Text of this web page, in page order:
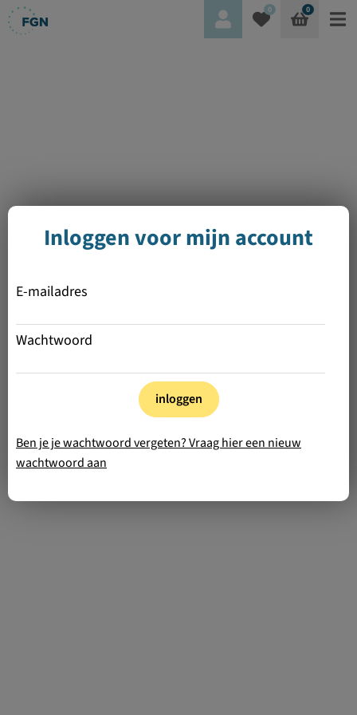
0 0
Inloggen voor mijn account
E-mailadres
Wachtwoord
inloggen
Ben je je wachtwoord vergeten? Vraag hier een nieuw
wachtwoord aan